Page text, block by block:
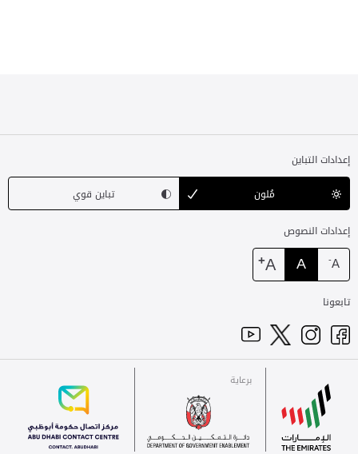
إعدادات التباين
مُلون
تباين قوي
إعدادات النصوص
A
-
A
A
+
تابعونا
برعاية